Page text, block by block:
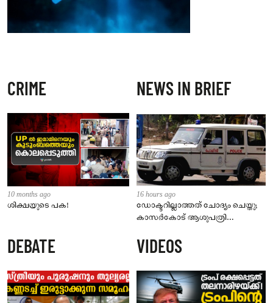
CRIME
10 months ago
ശിക്ഷയുടെ പക!
NEWS IN BRIEF
16 hours ago
ഡോക്ടറില്ലാത്തത് ചോദ്യം ചെയ്തു;
കാസർകോട് ആശുപത്രി
നാട്ടുകാർക്കെതിരെ കേസ്
DEBATE VIDEOS